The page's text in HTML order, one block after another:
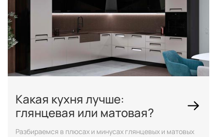
Какая кухня лучше:
глянцевая или матовая?
Разбираемся в плюсах и минусах глянцевых и матовых